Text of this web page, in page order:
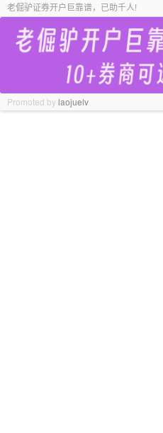
老倔驴证券开户巨靠谱，已助千人!
Promoted bylaojuelv